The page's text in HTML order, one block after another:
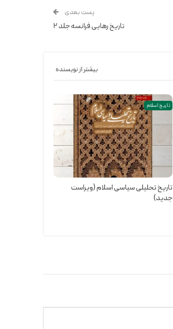
پست بعدی
تاریخ رهایی فرانسه جلد ۲
بیشتر از نویسنده
تاریخ اسلام
تاریخ تحلیلی سیاسی اسلام (ویراست
جدید)